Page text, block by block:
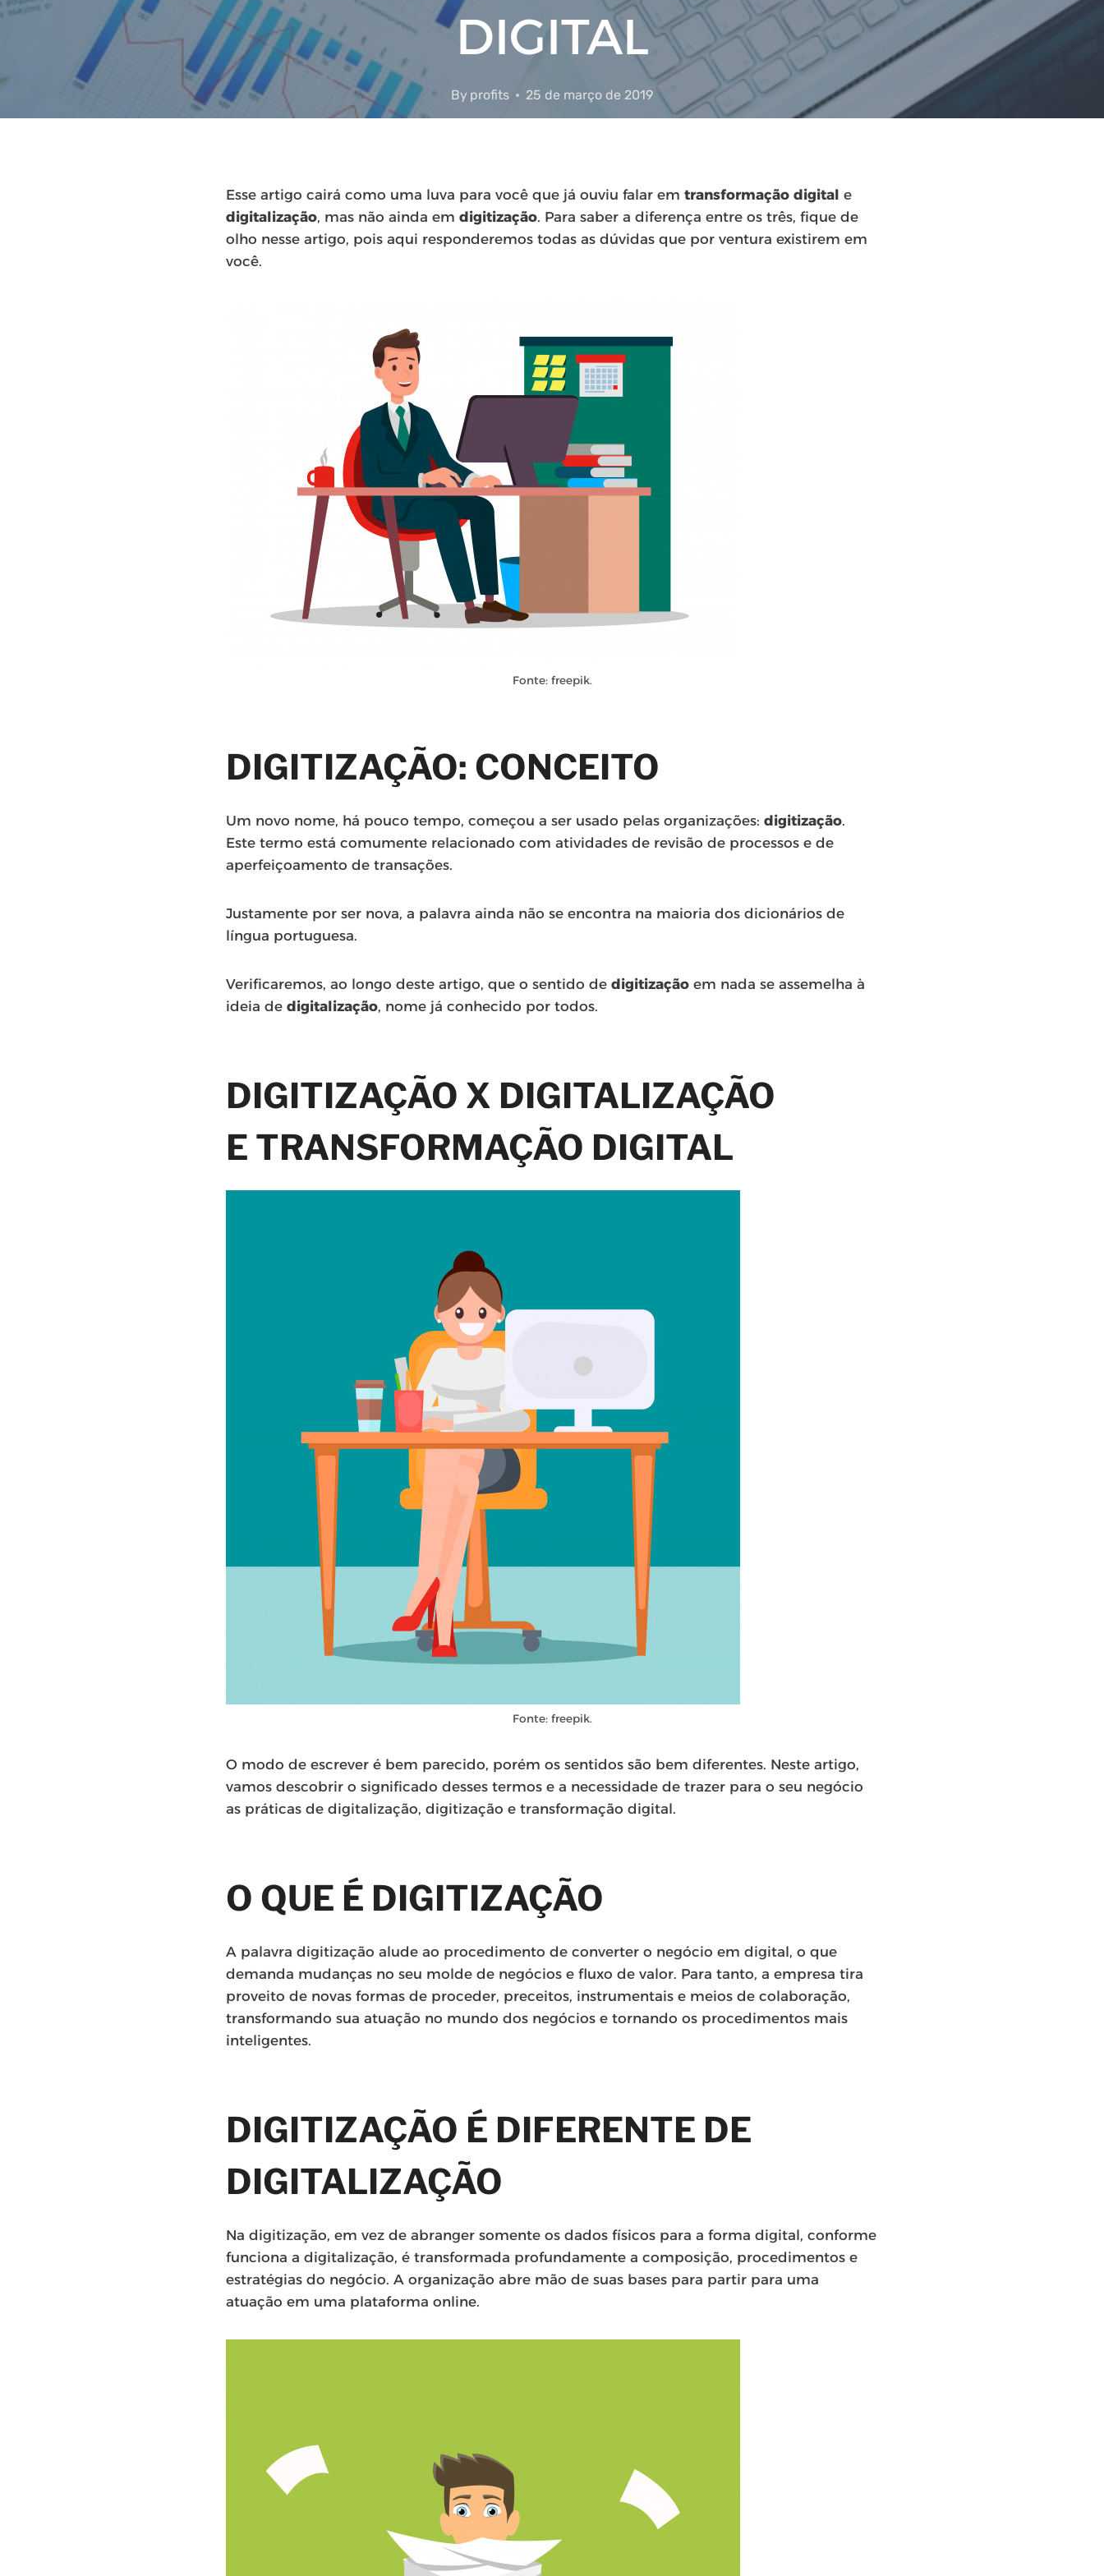
DIGITAL
By profits 25 de março de 2019
Esse artigo cairá como uma luva para você que já ouviu falar em transformação digital e
digitalização, mas não ainda em digitização. Para saber a diferença entre os três, fique de
olho nesse artigo, pois aqui responderemos todas as dúvidas que por ventura existirem em
você.
Fonte: freepik.
DIGITIZAÇÃO: CONCEITO
Um novo nome, há pouco tempo, começou a ser usado pelas organizações: digitização.
Este termo está comumente relacionado com atividades de revisão de processos e de
aperfeiçoamento de transações.
Justamente por ser nova, a palavra ainda não se encontra na maioria dos dicionários de
língua portuguesa.
Verificaremos, ao longo deste artigo, que o sentido de digitização em nada se assemelha à
ideia de digitalização, nome já conhecido por todos.
DIGITIZAÇÃO X DIGITALIZAÇÃO
E TRANSFORMAÇÃO DIGITAL
Fonte: freepik.
O modo de escrever é bem parecido, porém os sentidos são bem diferentes. Neste artigo,
vamos descobrir o significado desses termos e a necessidade de trazer para o seu negócio
as práticas de digitalização, digitização e transformação digital.
O QUE É DIGITIZAÇÃO
A palavra digitização alude ao procedimento de converter o negócio em digital, o que
demanda mudanças no seu molde de negócios e fluxo de valor. Para tanto, a empresa tira
proveito de novas formas de proceder, preceitos, instrumentais e meios de colaboração,
transformando sua atuação no mundo dos negócios e tornando os procedimentos mais
inteligentes.
DIGITIZAÇÃO É DIFERENTE DE
DIGITALIZAÇÃO
Na digitização, em vez de abranger somente os dados físicos para a forma digital, conforme
funciona a digitalização, é transformada profundamente a composição, procedimentos e
estratégias do negócio. A organização abre mão de suas bases para partir para uma
atuação em uma plataforma online.